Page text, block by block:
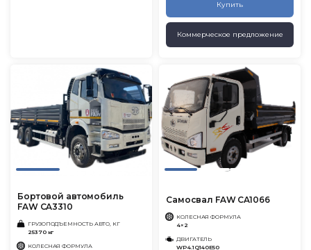
Купить
Коммерческое предложение
Бортовой автомобиль
FAW CA3310
ГРУЗОПОДЪЕМНОСТЬ АВТО, КГ
25370 кг
КОЛЕСНАЯ ФОРМУЛА
Самосвал FAW CA1066
КОЛЕСНАЯ ФОРМУЛА
4×2
ДВИГАТЕЛЬ
WP4.1Q140E50